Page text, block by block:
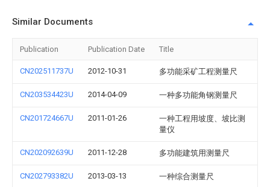
Similar Documents
Publication Publication Date Title
CN202511737U 2012-10-31 多功能采矿工程测量尺
CN203534423U 2014-04-09 一种多功能角钢测量尺
CN201724667U 2011-01-26
一种工程用坡度、坡比测
量仪
CN202092639U 2011-12-28 多功能建筑用测量尺
CN202793382U 2013-03-13 一种综合测量尺